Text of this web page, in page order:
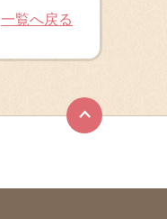
一覧へ戻る